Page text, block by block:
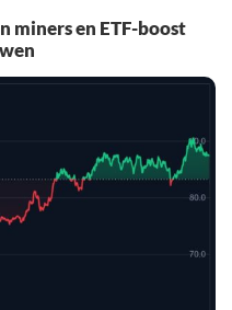
miners en ETF-boost